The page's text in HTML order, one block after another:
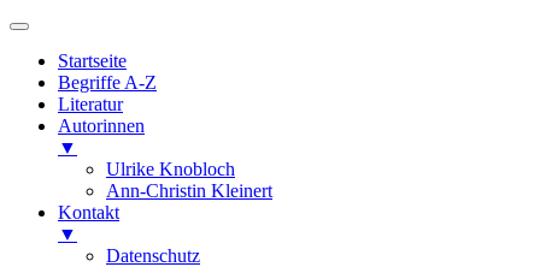
Startseite
Begriffe A-Z
Literatur
Autorinnen
▼
Ulrike Knobloch
Ann-Christin Kleinert
Kontakt
▼
Datenschutz